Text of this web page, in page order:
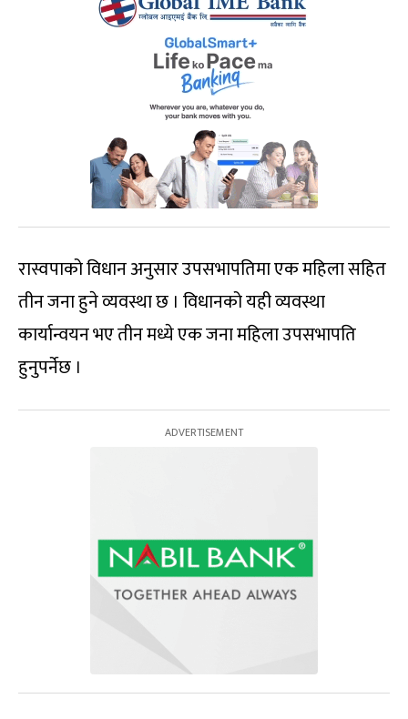
रास्वपाको विधान अनुसार उपसभापतिमा एक महिला सहित
तीन जना हुने व्यवस्था छ । विधानको यही व्यवस्था
कार्यान्वयन भए तीन मध्ये एक जना महिला उपसभापति
हुनुपर्नेछ ।